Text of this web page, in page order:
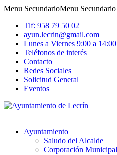
Menu SecundarioMenu Secundario
Tlf: 958 79 50 02
ayun.lecrin@gmail.com
Lunes a Viernes 9:00 a 14:00
Teléfonos de interés
Contacto
Redes Sociales
Solicitud General
Eventos
Ayuntamiento
Saludo del Alcalde
Corporación Municipal